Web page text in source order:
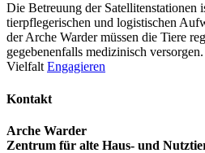
Die Betreuung der Satellitenstationen
tierpflegerischen und logistischen
der Arche Warder müssen die Tiere
gegebenenfalls medizinisch
VielfaltEngagieren
Kontakt
Arche Warder
Zentrum für alte Haus- und